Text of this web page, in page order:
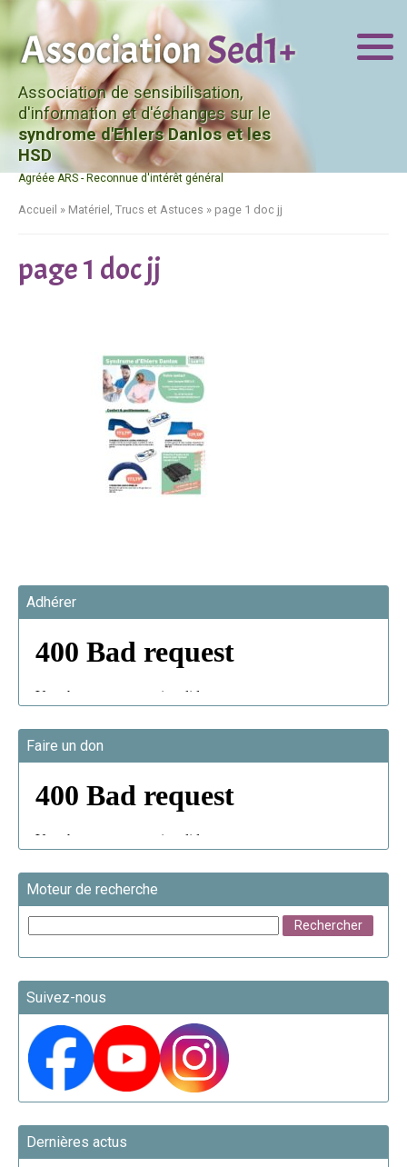
Association de sensibilisation,
d'information et d'échanges sur le
syndrome d'Ehlers Danlos et les
HSD
Agréée ARS - Reconnue d'intérêt général
Accueil » Matériel, Trucs et Astuces » page 1 doc jj
page 1 doc jj
Adhérer
Faire un don
Moteur de recherche
Suivez-nous
Dernières actus